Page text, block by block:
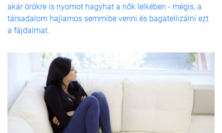
akár örökre is nyomot hagyhat a nők lelkében - mégis, a
társadalom hajlamos semmibe venni és bagatellizálni ezt
a fájdalmat.